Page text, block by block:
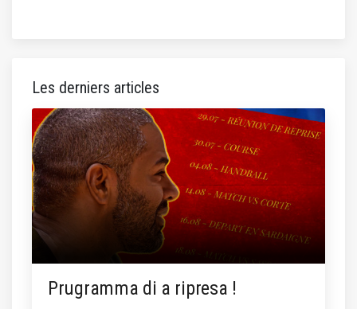
Les derniers articles
Prugramma di a ripresa !